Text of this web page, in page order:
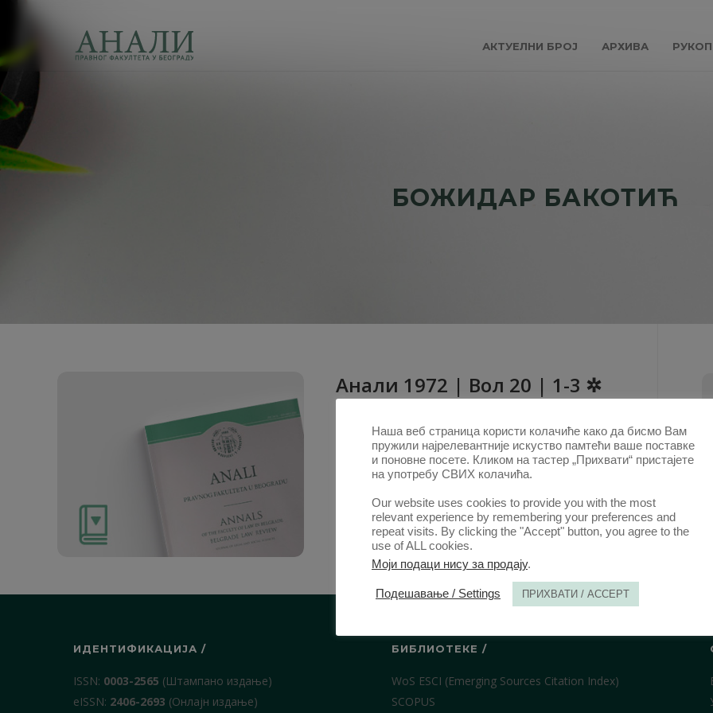
АКТУЕЛНИ БРОЈ АРХИВА
БОЖИДАР БАКОТИЋ
Анaли 1972 | Вол 20 | 1-3 ✲
Радови овог аутора у овој свесци
РАЗМШЉАЊА О ПРАВНОМ РЕЖИМУ ОБЈЕКАТА
МЕЂУНАРОДНОГ ПРАВА (PDF)
1. ОКТ. 2020.
ИДЕНТИФИКАЦИЈА /
ISSN: 0003-2565 (Штампано издање)
еISSN: 2406-2693 (Онлајн издање)
БИБЛИОТЕКЕ /
WoS ESCI (Emerging Sources Citation Index)
SCOPUS
Наша веб страница користи колачиће како да бисмо Вам
пружили најрелевантније искуство памтећи ваше поставке
и поновне посете. Кликом на тастер „Прихвати“ пристајете
на употребу СВИХ колачића.
Our website uses cookies to provide you with the most
relevant experience by remembering your preferences and
repeat visits. By clicking the "Accept" button, you agree to the
use of ALL cookies.
Моји подаци нису за продају.
Подешавање / Settings ПРИХВАТИ / ACCEPT